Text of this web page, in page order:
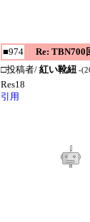
■974 Re: TBN700
□投稿者/ 紅い靴紐 -
Res18
引用